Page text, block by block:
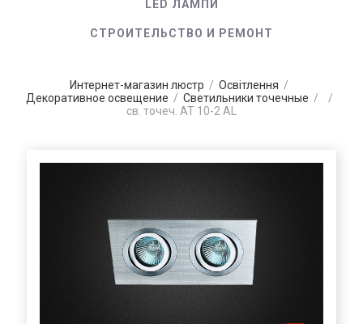
LED ЛАМПИ
СТРОИТЕЛЬСТВО И РЕМОНТ
Интернет-магазин люстр / Освітлення /
Декоративное освещение / Светильники точечные /
/
св. точеч. AT 10-2 AL